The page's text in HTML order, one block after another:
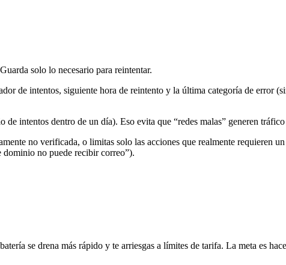
solo lo necesario para reintentar.
de intentos, siguiente hora de reintento y la última categoría de error
intentos dentro de un día). Eso evita que “redes malas” generen
no verificada, o limitas solo las acciones que realmente requieren
no puede recibir correo”).
se drena más rápido y te arriesgas a límites de tarifa. La meta es